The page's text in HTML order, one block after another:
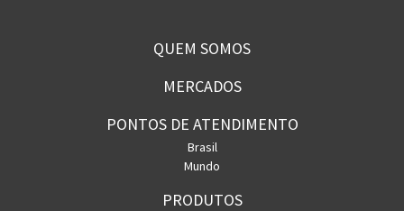
QUEM SOMOS
MERCADOS
PONTOS DE ATENDIMENTO
Brasil
Mundo
PRODUTOS